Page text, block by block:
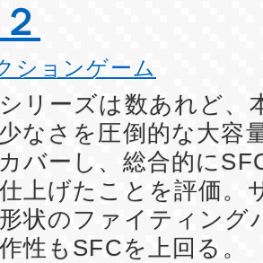
ションゲーム
リーズは数あれど、
なさを圧倒的な大容
バーし、総合的に
上げたことを評価。
状のファイティング
性もSFCを上回る。